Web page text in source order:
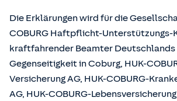
Die Erklärungen wird für die
COBURG Haftpflicht-Unterstützungs-
kraftfahrender Beamter Deutschlands
Gegenseitigkeit in Coburg, HUK-
Versicherung AG, HUK-COBURG-
AG, HUK-COBURG-